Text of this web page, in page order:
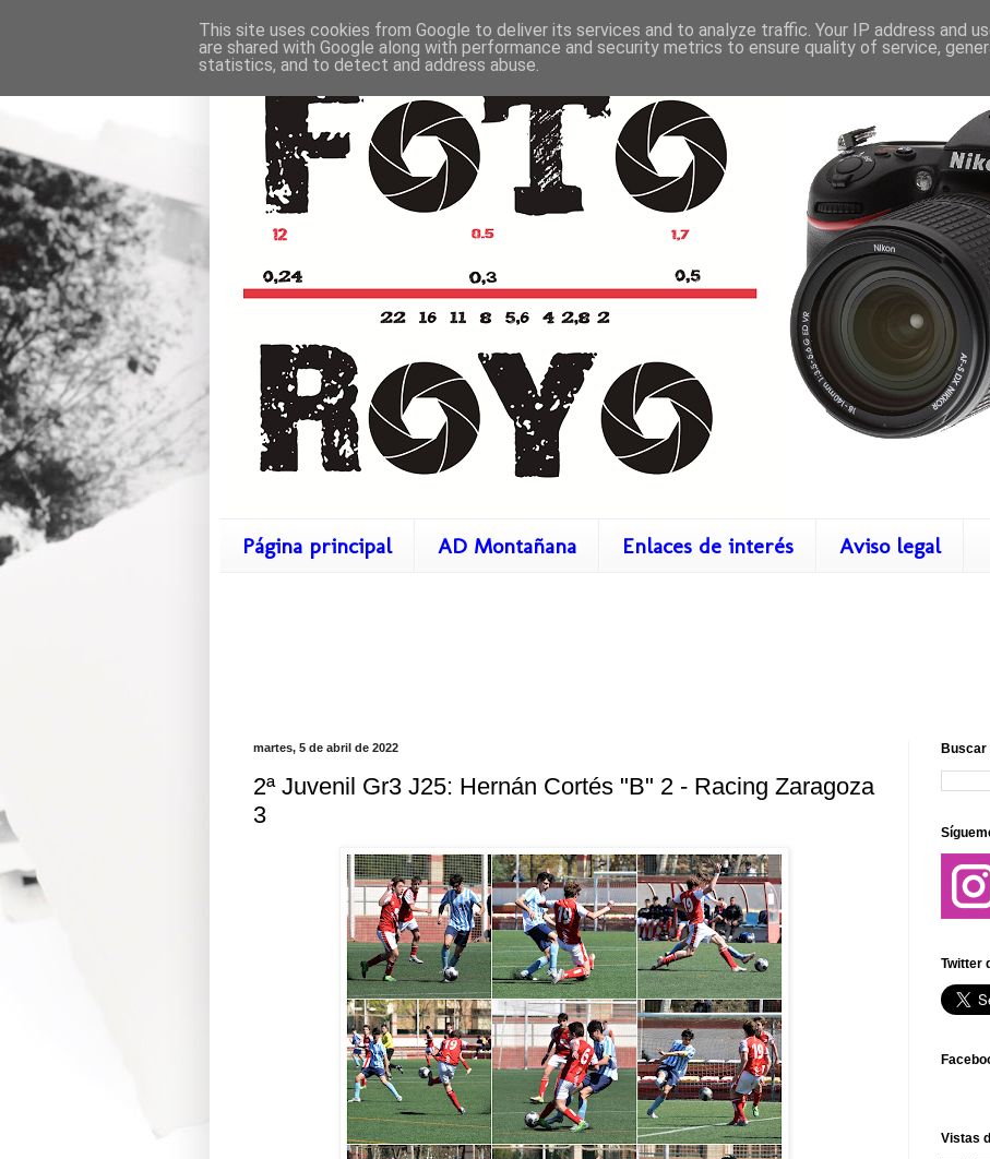
Página principal AD Montañana Enlaces de interés Aviso legal
martes, 5 de abril de 2022
2ª Juvenil Gr3 J25: Hernán Cortés "B" 2 - Racing Zaragoza
3
Buscar
Twitter
Vistas
This site uses cookies from Google to deliver its services and to analyze traffic. Your IP address and
are shared with Google along with performance and security metrics to ensure quality of service,
statistics, and to detect and address abuse.